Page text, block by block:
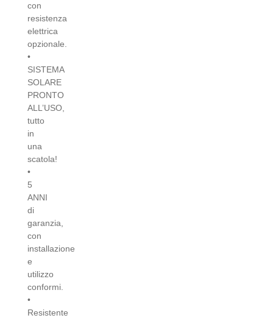
con
resistenza
elettrica
opzionale.
•
SISTEMA
SOLARE
PRONTO
ALL’USO,
tutto
in
una
scatola!
•
5
ANNI
di
garanzia,
con
installazione
e
utilizzo
conformi.
•
Resistente